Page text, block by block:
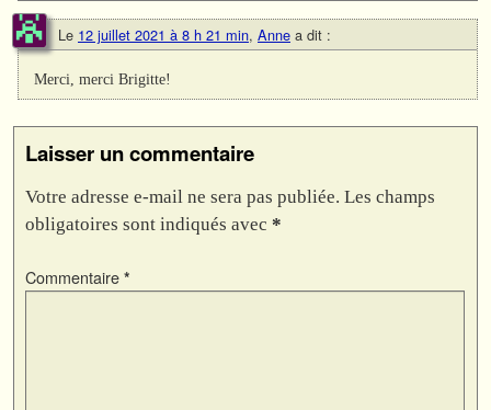
Le 12 juillet 2021 à 8 h 21 min, Anne a dit :
Merci, merci Brigitte!
Laisser un commentaire
Votre adresse e-mail ne sera pas publiée. Les champs
obligatoires sont indiqués avec *
Commentaire *